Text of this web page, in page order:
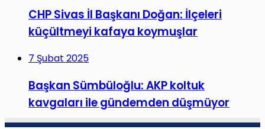
CHP Sivas İl Başkanı Doğan: İlçeleri
küçültmeyi kafaya koymuşlar
7 Şubat 2025
Başkan Sümbüloğlu: AKP koltuk
kavgaları ile gündemden düşmüyor